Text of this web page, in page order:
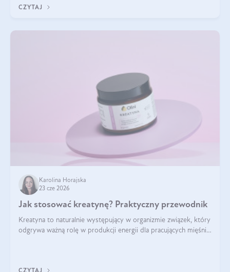
CZYTAJ
Karolina Horajska
23 cze 2026
Jak stosować kreatynę? Praktyczny przewodnik
Kreatyna to naturalnie występujący w organizmie związek, który
odgrywa ważną rolę w produkcji energii dla pracujących mięśni.